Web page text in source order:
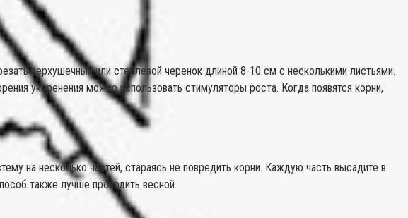
верхушечный или стеблевой черенок длиной 8-10 см с несколькими листьями.
укоренения можно использовать стимуляторы роста. Когда появятся корни,
на несколько частей, стараясь не повредить корни. Каждую часть высадите в
также лучше проводить весной.